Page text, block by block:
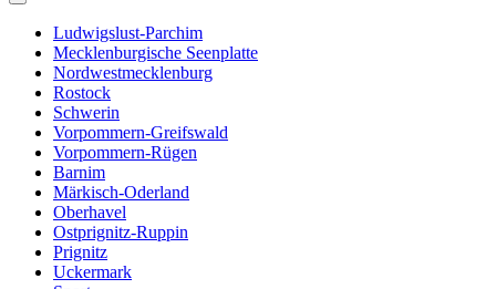
Ludwigslust-Parchim
Mecklenburgische Seenplatte
Nordwestmecklenburg
Rostock
Schwerin
Vorpommern-Greifswald
Vorpommern-Rügen
Barnim
Märkisch-Oderland
Oberhavel
Ostprignitz-Ruppin
Prignitz
Uckermark